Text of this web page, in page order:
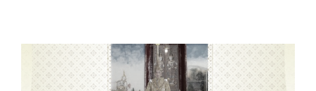
อินทร์
ประธาน
คปอ.
กรม
สรรพ
สามิต